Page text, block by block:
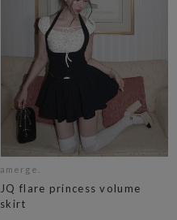
amerge.
JQ flare princess volume
skirt